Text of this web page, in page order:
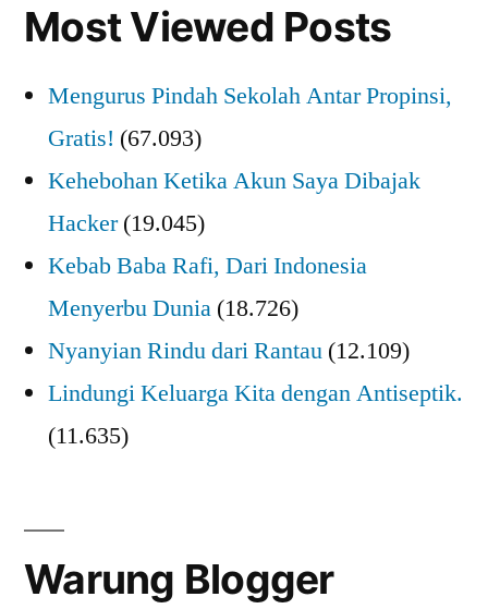
Most Viewed Posts
Mengurus Pindah Sekolah Antar Propinsi,
Gratis! (67.093)
Kehebohan Ketika Akun Saya Dibajak
Hacker (19.045)
Kebab Baba Rafi, Dari Indonesia
Menyerbu Dunia (18.726)
Nyanyian Rindu dari Rantau (12.109)
Lindungi Keluarga Kita dengan Antiseptik.
(11.635)
Warung Blogger